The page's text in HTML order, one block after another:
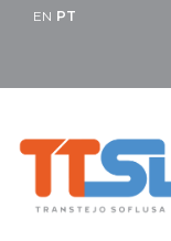
EN PT